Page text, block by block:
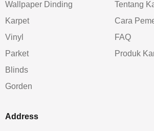
Wallpaper Dinding
Karpet
Vinyl
Parket
Blinds
Gorden
Tentang
Cara
FAQ
Produk
Address